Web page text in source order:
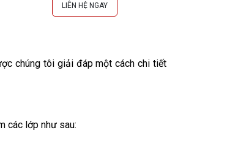
LIÊN HỆ NGAY
chúng tôi giải đáp một cách chi tiết
các lớp như sau: